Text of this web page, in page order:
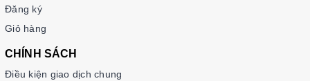
Đăng ký
Giỏ hàng
CHÍNH SÁCH
Điều kiện giao dịch chung